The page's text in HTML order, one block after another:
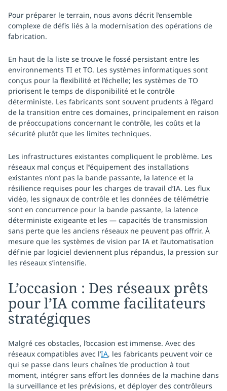
Pour préparer le terrain, nous avons décrit l’ensemble
complexe de défis liés à la modernisation des opérations de
fabrication.
En haut de la liste se trouve le fossé persistant entre les
environnements TI et TO. Les systèmes informatiques sont
conçus pour la flexibilité et l’échelle; les systèmes de TO
priorisent le temps de disponibilité et le contrôle
déterministe. Les fabricants sont souvent prudents à l’égard
de la transition entre ces domaines, principalement en raison
de préoccupations concernant le contrôle, les coûts et la
sécurité plutôt que les limites techniques.
Les infrastructures existantes compliquent le problème. Les
réseaux mal conçus et l’’équipement des installations
existantes n’ont pas la bande passante, la latence et la
résilience requises pour les charges de travail d’IA. Les flux
vidéo, les signaux de contrôle et les données de télémétrie
sont en concurrence pour la bande passante, la latence
déterministe exigeante et les — capacités ’de transmission
sans perte que les anciens réseaux ne peuvent pas offrir. À
mesure que les systèmes de vision par IA et l’automatisation
définie par logiciel deviennent plus répandus, la pression sur
les réseaux s’intensifie.
L’occasion : Des réseaux prêts
pour l’IA comme facilitateurs
stratégiques
Malgré ces obstacles, l’occasion est immense. Avec des
réseaux compatibles avec l’IA, les fabricants peuvent voir ce
qui se passe dans leurs chaînes ’de production à tout
moment, intégrer sans effort les données de la machine dans
la surveillance et les prévisions, et déployer des contrôleurs